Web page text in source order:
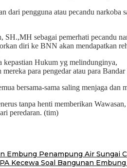
dari pengguna atau pecandu
sebagai pemerhati pecandu
diri ke BNN akan mendapatkan
kepastian Hukum yg melindunginya,
para pengedar atau para
bersama-sama saling menjaga
tanpa henti memberikan
peredaran. (tim)
Embung Penampung Air Sungai
Kecewa Soal Bangunan